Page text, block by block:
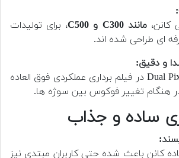
کانن،مانند C300 و C500
، برای تولیدات
ای طراحی شده اند.
و دقیق:
فناوری Dual Pixel AF در فیلم برداری عملکردی فوق العاده
در هنگام تغییر فوکوس بین سوژه ها.
کانن باعث شده حتی کاربران مبتدی نیز